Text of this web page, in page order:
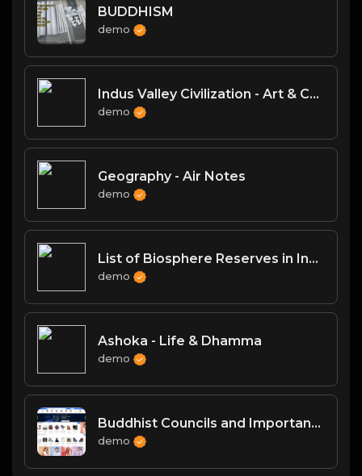
BUDDHISM
demo
Indus Valley Civilization - Art & Culture
demo
Geography - Air Notes
demo
List of Biosphere Reserves in India
demo
Ashoka - Life & Dhamma
demo
Buddhist Councils and Important Texts
demo